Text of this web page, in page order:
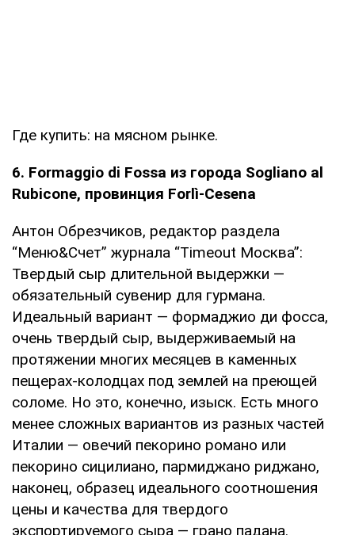
Где купить: на мясном рынке.
6. Formaggio di Fossa из города Sogliano al
Rubicone, провинция Forlì-Cesena
Антон Обрезчиков, редактор раздела
“Меню&Счет” журнала “Timeout Москва”:
Твердый сыр длительной выдержки —
обязательный сувенир для гурмана.
Идеальный вариант — формаджио ди фосса,
очень твердый сыр, выдерживаемый на
протяжении многих месяцев в каменных
пещерах-колодцах под землей на преющей
соломе. Но это, конечно, изыск. Есть много
менее сложных вариантов из разных частей
Италии — овечий пекорино романо или
пекорино сицилиано, пармиджано риджано,
наконец, образец идеального соотношения
цены и качества для твердого
экспортируемого сыра — грано падана.